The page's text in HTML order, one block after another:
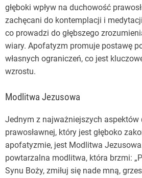
głęboki wpływ na duchowość
zachęcani do kontemplacji i
co prowadzi do głębszego
wiary. Apofatyzm promuje postawę
własnych ograniczeń, co jest
wzrostu.
Modlitwa Jezusowa
Jednym z najważniejszych aspektów
prawosławnej, który jest głęboko
apofatyzmie, jest Modlitwa
powtarzalna modlitwa, która brzmi:
Synu Boży, zmiłuj się nade mną,